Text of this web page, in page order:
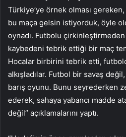
Türkiye’ye örnek olması
bu maça gelsin istiyorduk, öyle
oynadı. Futbolu çirkinleştirmeden
kaybedeni tebrik ettiği bir maç
Hocalar birbirini tebrik etti,
alkışladılar. Futbol bir savaş
barış oyunu. Bunu seyrederken
ederek, sahaya yabancı madde
değil” açıklamalarını yaptı.